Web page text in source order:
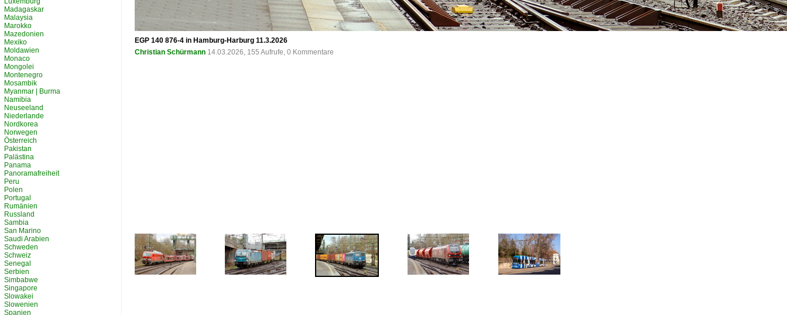
EGP 140 876-4 in Hamburg-Harburg 11.3.2026
Christian Schürmann 14.03.2026, 155 Aufrufe, 0 Kommentare
Madagaskar
Malaysia
Marokko
Mazedonien
Mexiko
Moldawien
Monaco
Mongolei
Montenegro
Mosambik
Myanmar | Burma
Namibia
Neuseeland
Niederlande
Nordkorea
Norwegen
Österreich
Pakistan
Palästina
Panama
Panoramafreiheit
Peru
Polen
Portugal
Rumänien
Russland
Sambia
San Marino
Saudi Arabien
Schweden
Schweiz
Senegal
Serbien
Simbabwe
Singapore
Slowakei
Slowenien
Spanien